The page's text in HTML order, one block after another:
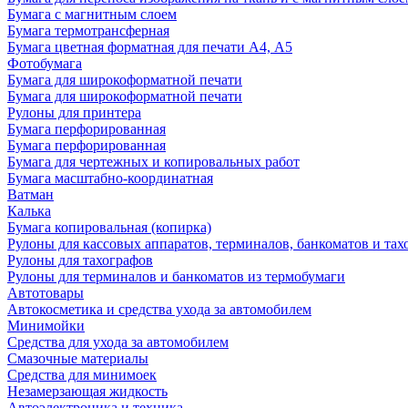
Бумага с магнитным слоем
Бумага термотрансферная
Бумага цветная форматная для печати А4, А5
Фотобумага
Бумага для широкоформатной печати
Бумага для широкоформатной печати
Рулоны для принтера
Бумага перфорированная
Бумага перфорированная
Бумага для чертежных и копировальных работ
Бумага масштабно-координатная
Ватман
Калька
Бумага копировальная (копирка)
Рулоны для кассовых аппаратов, терминалов, банкоматов и
Рулоны для тахографов
Рулоны для терминалов и банкоматов из термобумаги
Автотовары
Автокосметика и средства ухода за автомобилем
Минимойки
Средства для ухода за автомобилем
Смазочные материалы
Средства для минимоек
Незамерзающая жидкость